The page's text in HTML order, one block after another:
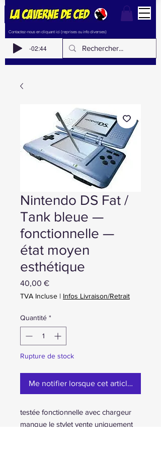
Contactez-nous en cliquant ici (reprises ou info diverses)
-02:44
Nintendo DS Fat /
Tank bleue —
fonctionnelle —
état moyen
esthétique
40,00 €Prix
TVA Incluse | Infos Livraison/Retrait
Quantité *
Rupture de stock
Me notifier lorsque cet article est
testée fonctionnelle avec chargeur
manque le stylet vente uniquement